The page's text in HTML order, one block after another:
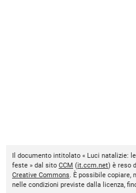
Il documento intitolato « Luci natalizie:
feste » dal sito CCM (it.ccm.net) è reso
Creative Commons. È possibile copiare,
nelle condizioni previste dalla licenza,